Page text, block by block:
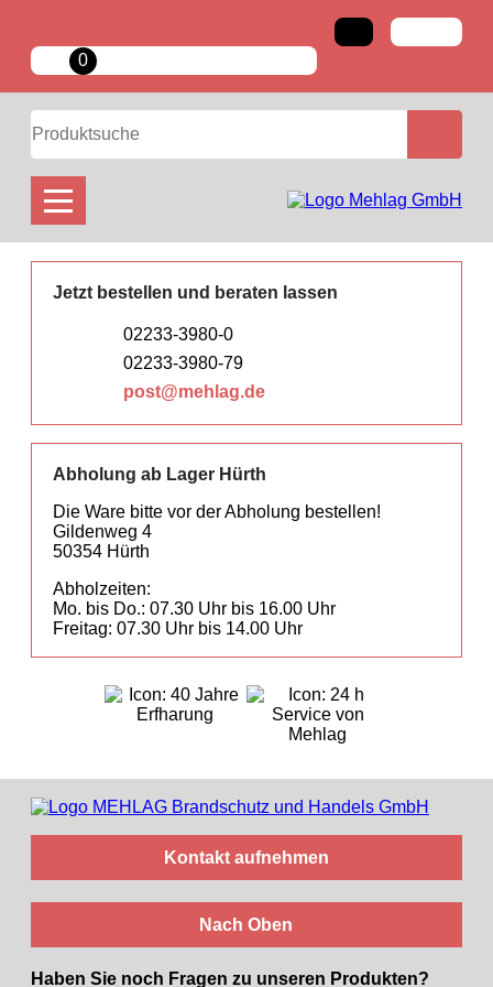
0
Jetzt bestellen und beraten lassen
02233-3980-0
02233-3980-79
post@mehlag.de
Abholung ab Lager Hürth
Die Ware bitte vor der Abholung bestellen!
Gildenweg 4
50354 Hürth
Abholzeiten:
Mo. bis Do.: 07.30 Uhr bis 16.00 Uhr
Freitag: 07.30 Uhr bis 14.00 Uhr
Kontakt aufnehmen
Nach Oben
Haben Sie noch Fragen zu unseren Produkten?
Kabelabschottungen
Rohrabschottungen
Fugenabschottungen
Brandschutzmörtel
Kabellängsschutz
Brandschutz-Kabelkanäle
Verarbeitungsgeräte
Beschilderung
Mörtelschott
Plattenschott (Weichschott)
Kissenschott
Formteilschott (Steine+Stopfen)
Schaumschott (Brandschutzschaum)
Boxenschott (Kabelboxen)
Rohrabschottungen für brennbare Rohre
Rohrabschottungen für nichtbrennbare Rohre